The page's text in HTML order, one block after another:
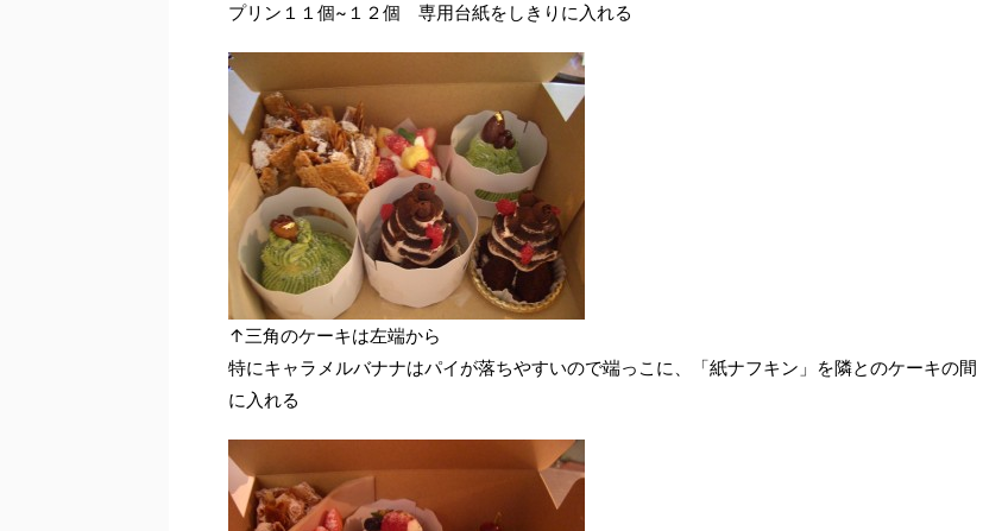
プリン１１個~１２個 専用台紙をしきりに入れる
↑三角のケーキは左端から
特にキャラメルバナナはパイが落ちやすいので端っこに、「紙ナフキン」を隣とのケーキの間
に入れる